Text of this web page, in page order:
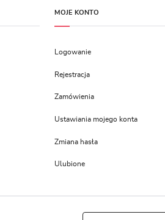
MOJE KONTO
Logowanie
Rejestracja
Zamówienia
Ustawiania mojego konta
Zmiana hasła
Ulubione